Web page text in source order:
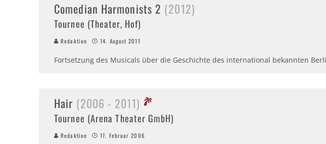
Comedian Harmonists 2 (2012)
Tournee (Theater, Hof)
Redaktion 14. August 2011
Fortsetzung des Musicals über die Geschichte des international bekannten
Hair (2006 - 2011)
Tournee (Arena Theater GmbH)
Redaktion 17. Februar 2006